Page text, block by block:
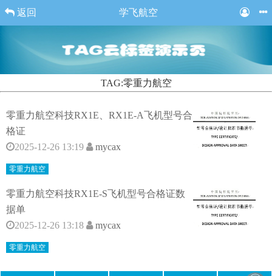
返回 学飞航空
TAG:零重力航空
零重力航空科技RX1E、RX1E-A飞机型号合
格证
2025-12-26 13:19
mycax
零重力航空
零重力航空科技RX1E-S飞机型号合格证数
据单
2025-12-26 13:18
mycax
零重力航空